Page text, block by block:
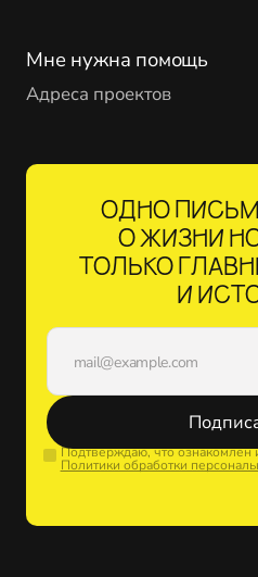
Мне нужна помощь
Адреса проектов
ОДНО
О ЖИЗНИ
ТОЛЬКО
И
Подтверждаю, что ознакомлен
Политики обработки